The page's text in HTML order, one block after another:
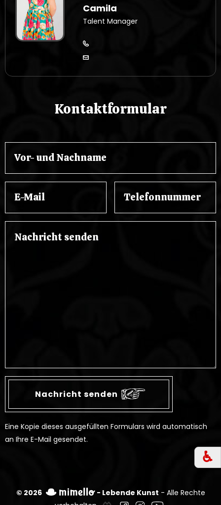
♿︎
Camila
Talent Manager
Kontaktformular
Eine Kopie dieses ausgefüllten Formulars wird automatisch
an Ihre E-Mail gesendet.
© 2026 - Lebende Kunst - Alle Rechte